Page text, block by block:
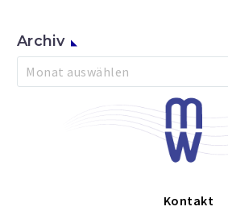
Archiv
Archiv
Monat auswählen
Kontakt